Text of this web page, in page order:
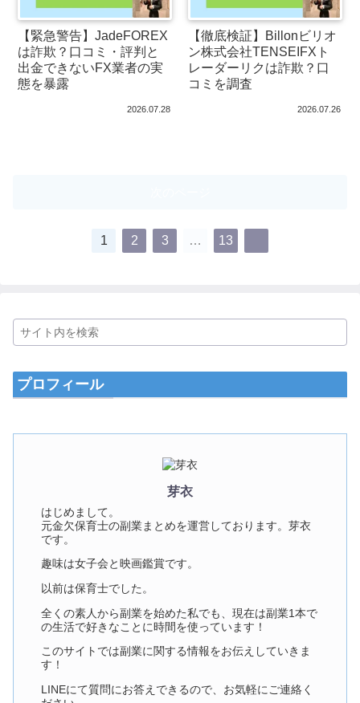
【緊急警告】JadeFOREX
は詐欺？口コミ・評判と
出金できないFX業者の実
態を暴露
2026.07.28
【徹底検証】Billonビリオ
ン株式会社TENSEIFXト
レーダーリクは詐欺？口
コミを調査
2026.07.26
1 2 3 … 13
プロフィール
芽衣
はじめまして。
元金欠保育士の副業まとめを運営しております。芽衣
です。
趣味は女子会と映画鑑賞です。
以前は保育士でした。
全くの素人から副業を始めた私でも、現在は副業1本で
の生活で好きなことに時間を使っています！
このサイトでは副業に関する情報をお伝えしていきま
す！
LINEにて質問にお答えできるので、お気軽にご連絡く